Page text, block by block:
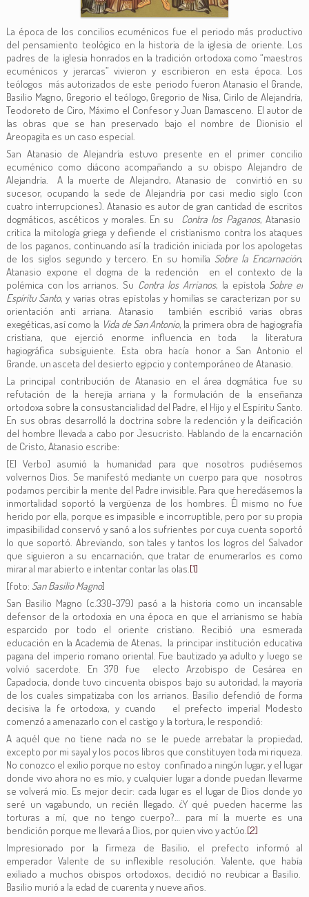
La época de los concilios ecuménicos fue el periodo más productivo
del pensamiento teológico en la historia de la iglesia de oriente. Los
padres de la iglesia honrados en la tradición ortodoxa como “maestros
ecuménicos y jerarcas” vivieron y escribieron en esta época. Los
teólogos más autorizados de este periodo fueron Atanasio el Grande,
Basilio Magno, Gregorio el teólogo, Gregorio de Nisa, Cirilo de Alejandría,
Teodoreto de Ciro, Máximo el Confesor y Juan Damasceno. El autor de
las obras que se han preservado bajo el nombre de Dionisio el
Areopagita es un caso especial.
San Atanasio de Alejandría estuvo presente en el primer concilio
ecuménico como diácono acompañando a su obispo Alejandro de
Alejandría. A la muerte de Alejandro, Atanasio de convirtió en su
sucesor, ocupando la sede de Alejandría por casi medio siglo (con
cuatro interrupciones). Atanasio es autor de gran cantidad de escritos
dogmáticos, ascéticos y morales. En su Contra los Paganos, Atanasio
critica la mitología griega y defiende el cristianismo contra los ataques
de los paganos, continuando así la tradición iniciada por los apologetas
de los siglos segundo y tercero. En su homilía Sobre la Encarnación,
Atanasio expone el dogma de la redención en el contexto de la
polémica con los arrianos. Su Contra los Arrianos, la epístola Sobre el
Espíritu Santo, y varias otras epístolas y homilías se caracterizan por su
orientación anti arriana. Atanasio también escribió varias obras
exegéticas, así como la Vida de San Antonio, la primera obra de hagiografía
cristiana, que ejerció enorme influencia en toda la literatura
hagiográfica subsiguiente. Esta obra hacía honor a San Antonio el
Grande, un asceta del desierto egipcio y contemporáneo de Atanasio.
La principal contribución de Atanasio en el área dogmática fue su
refutación de la herejía arriana y la formulación de la enseñanza
ortodoxa sobre la consustancialidad del Padre, el Hijo y el Espíritu Santo.
En sus obras desarrolló la doctrina sobre la redención y la deificación
del hombre llevada a cabo por Jesucristo. Hablando de la encarnación
de Cristo, Atanasio escribe:
[El Verbo] asumió la humanidad para que nosotros pudiésemos
volvernos Dios. Se manifestó mediante un cuerpo para que nosotros
podamos percibir la mente del Padre invisible. Para que heredásemos la
inmortalidad soportó la vergüenza de los hombres. Él mismo no fue
herido por ella, porque es impasible e incorruptible, pero por su propia
impasibilidad conservó y sanó a los sufrientes por cuya cuenta soportó
lo que soportó. Abreviando, son tales y tantos los logros del Salvador
que siguieron a su encarnación, que tratar de enumerarlos es como
mirar al mar abierto e intentar contar las olas.[1]
[foto: San Basilio Magno]
San Basilio Magno (c.330-379) pasó a la historia como un incansable
defensor de la ortodoxia en una época en que el arrianismo se había
esparcido por todo el oriente cristiano. Recibió una esmerada
educación en la Academia de Atenas, la principar institución educativa
pagana del imperio romano oriental. Fue bautizado ya adulto y luego se
volvió sacerdote. En 370 fue electo Arzobispo de Cesárea en
Capadocia, donde tuvo cincuenta obispos bajo su autoridad, la mayoría
de los cuales simpatizaba con los arrianos. Basilio defendió de forma
decisiva la fe ortodoxa, y cuando el prefecto imperial Modesto
comenzó a amenazarlo con el castigo y la tortura, le respondió:
A aquél que no tiene nada no se le puede arrebatar la propiedad,
excepto por mi sayal y los pocos libros que constituyen toda mi riqueza.
No conozco el exilio porque no estoy confinado a ningún lugar, y el lugar
donde vivo ahora no es mío, y cualquier lugar a donde puedan llevarme
se volverá mío. Es mejor decir: cada lugar es el lugar de Dios donde yo
seré un vagabundo, un recién llegado. ¿Y qué pueden hacerme las
torturas a mí, que no tengo cuerpo?… para mí la muerte es una
bendición porque me llevará a Dios, por quien vivo y actúo.[2]
Impresionado por la firmeza de Basilio, el prefecto informó al
emperador Valente de su inflexible resolución. Valente, que había
exiliado a muchos obispos ortodoxos, decidió no reubicar a Basilio.
Basilio murió a la edad de cuarenta y nueve años.